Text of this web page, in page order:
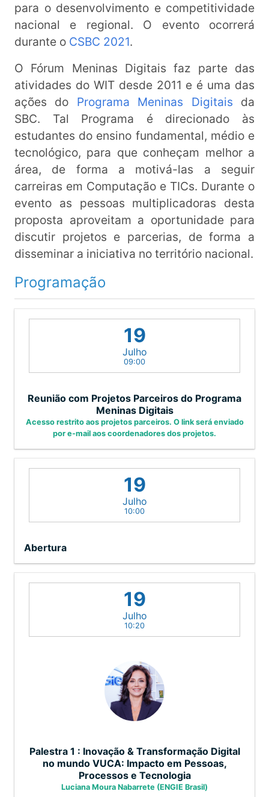
para o desenvolvimento e competitividade
nacional e regional. O evento ocorrerá
durante o CSBC 2021.
O Fórum Meninas Digitais faz parte das
atividades do WIT desde 2011 e é uma das
ações do Programa Meninas Digitais da
SBC. Tal Programa é direcionado às
estudantes do ensino fundamental, médio e
tecnológico, para que conheçam melhor a
área, de forma a motivá-las a seguir
carreiras em Computação e TICs. Durante o
evento as pessoas multiplicadoras desta
proposta aproveitam a oportunidade para
discutir projetos e parcerias, de forma a
disseminar a iniciativa no território nacional.
Programação
Reunião com Projetos Parceiros do Programa
Meninas Digitais
Acesso restrito aos projetos parceiros. O link será enviado
por e-mail aos coordenadores dos projetos.
19
Julho
09:00
Abertura
19
Julho
10:00
Palestra 1 : Inovação & Transformação Digital
no mundo VUCA: Impacto em Pessoas,
Processos e Tecnologia
Luciana Moura Nabarrete (ENGIE Brasil)
19
Julho
10:20